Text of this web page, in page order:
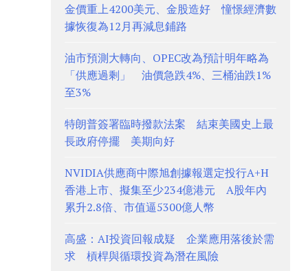
金價重上4200美元、金股造好 憧憬經濟數
據恢復為12月再減息鋪路
油市預測大轉向、OPEC改為預計明年略為
「供應過剩」 油價急跌4%、三桶油跌1%
至3%
特朗普簽署臨時撥款法案 結束美國史上最
長政府停擺 美期向好
NVIDIA供應商中際旭創據報選定投行A+H
香港上市、擬集至少234億港元 A股年內
累升2.8倍、市值逼5300億人幣
高盛：AI投資回報成疑 企業應用落後於需
求 槓桿與循環投資為潛在風險